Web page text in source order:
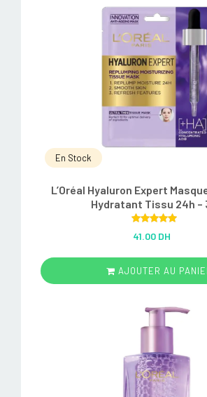
En Stock
L’Oréal Hyaluron Expert
Hydratant Tissu 24h –
out of 5
41.00 DH
AJOUTER AU